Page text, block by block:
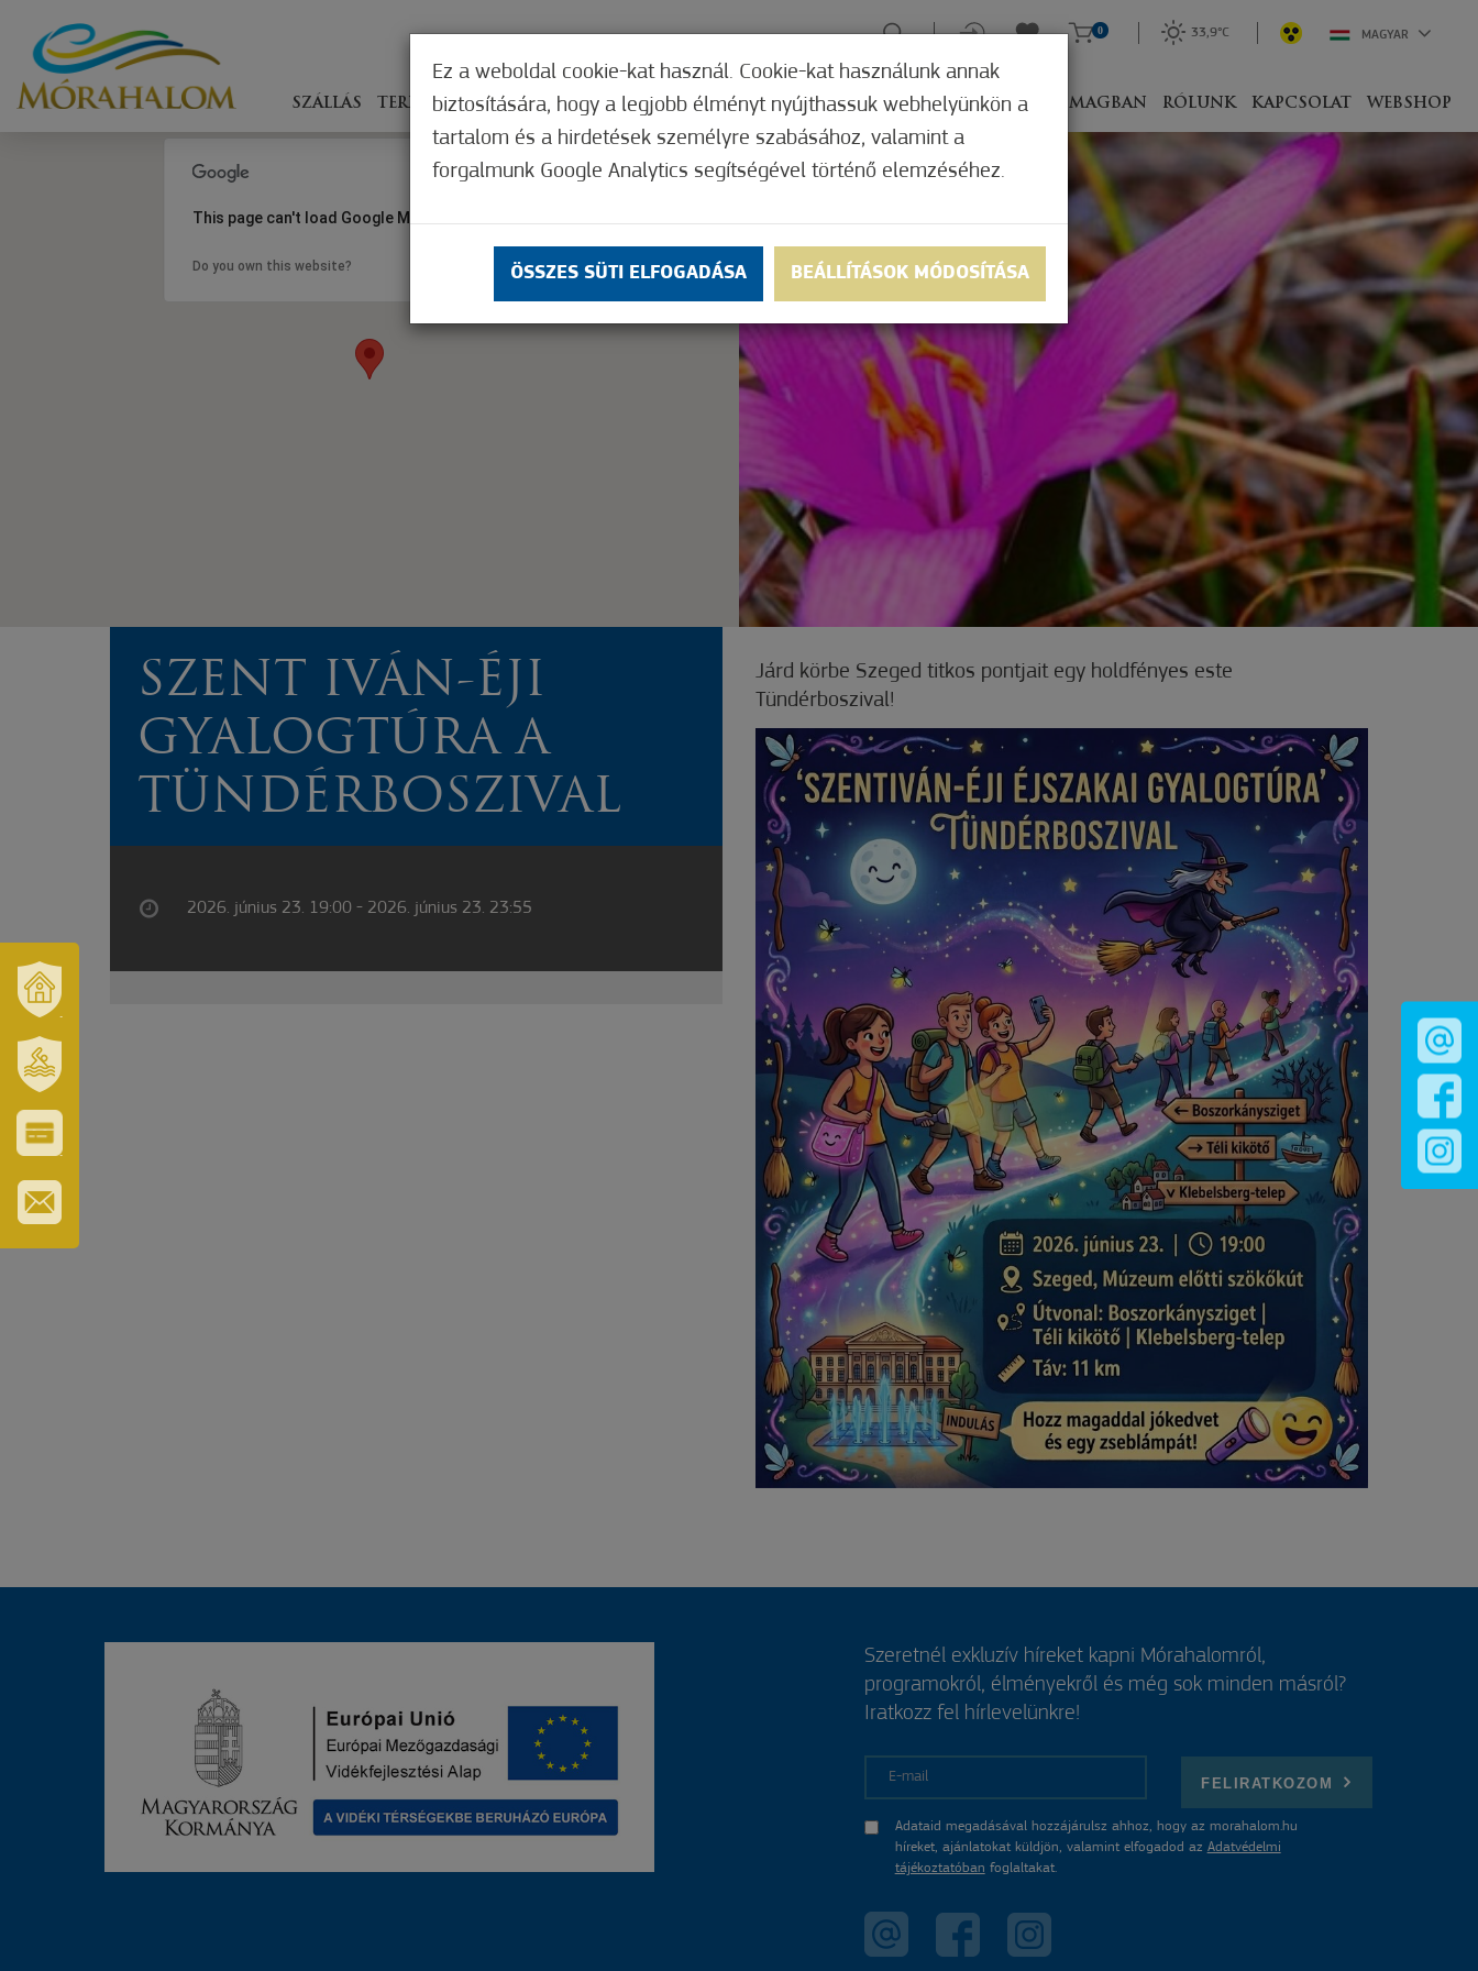
ÉS
TÉRSÉGÜNK
ERZSÉBET
GYÓGYFÜRDŐ
ÉS
TURISZTIKAI
KÁRTYA
SZÁLLÁS TERÍTÉKEN ÉLMÉNYSZERZÉS ZÖLD FÓKUSZ GYÓGYHELY MERRE, MIVEL CSOMAGBAN RÓLUNK KAPCSOLAT WEBSHOP
0 33,9°C MAGYAR
This page can't load Google Maps correctly.
Do you own this website? OK
SZENT IVÁN-ÉJI
GYALOGTÚRA A
TÜNDÉRBOSZIVAL
2026. június 23. 19:00 - 2026. június 23. 23:55
Járd körbe Szeged titkos pontjait egy holdfényes este
Tündérboszival!
Ez a weboldal cookie-kat használ. Cookie-kat használunk annak
biztosítására, hogy a legjobb élményt nyújthassuk webhelyünkön a
tartalom és a hirdetések személyre szabásához, valamint a
forgalmunk Google Analytics segítségével történő elemzéséhez.
ÖSSZES SÜTI ELFOGADÁSA BEÁLLÍTÁSOK MÓDOSÍTÁSA
Szeretnél exkluzív híreket kapni Mórahalomról,
programokról, élményekről és még sok minden másról?
Iratkozz fel hírlevelünkre!
FELIRATKOZOM
Adataid megadásával hozzájárulsz ahhoz, hogy az morahalom.hu
híreket, ajánlatokat küldjön, valamint elfogadod az Adatvédelmi
tájékoztatóban foglaltakat.